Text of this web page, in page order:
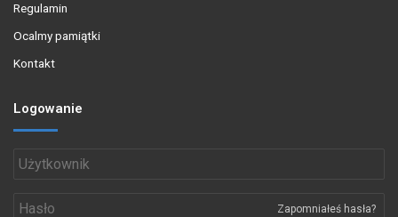
Regulamin
Ocalmy pamiątki
Kontakt
Logowanie
Zapomniałeś hasła?